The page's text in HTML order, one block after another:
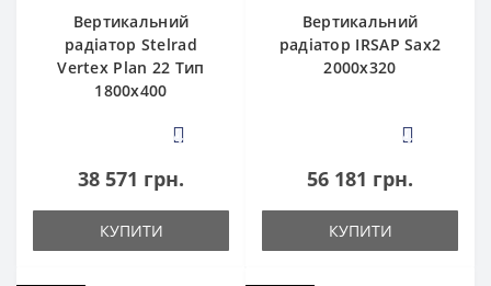
Вертикальний
радіатор Stelrad
Vertex Plan 22 Тип
1800х400
4
38 571 грн.
КУПИТИ
Вертикальний
радіатор IRSAP Sax2
2000x320
4
56 181 грн.
КУПИТИ